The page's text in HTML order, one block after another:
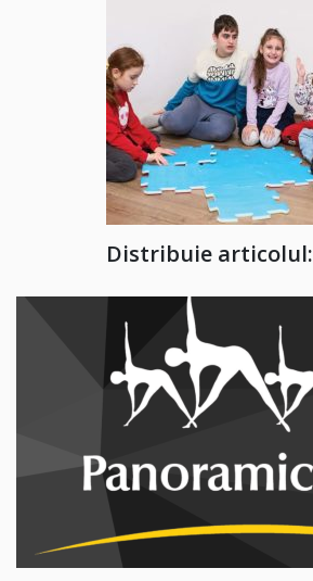
Distribuie articolul: